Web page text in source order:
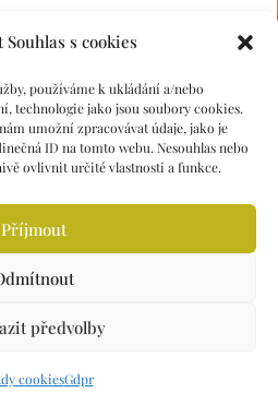
Souhlas s cookies
používáme k ukládání a/nebo
technologie jako jsou soubory cookies.
umožní zpracovávat údaje, jako je
ID na tomto webu. Nesouhlas nebo
ovlivnit určité vlastnosti a funkce.
Příjmout
předvolby
cookiesGdpr